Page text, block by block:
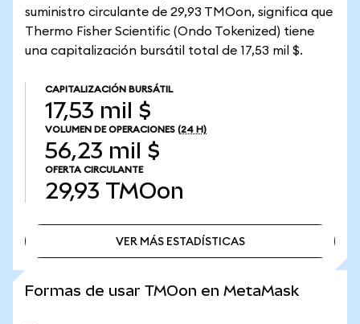
suministro circulante de 29,93 TMOon, significa que
Thermo Fisher Scientific (Ondo Tokenized) tiene
una capitalización bursátil total de 17,53 mil $.
CAPITALIZACIÓN BURSÁTIL
17,53 mil $
VOLUMEN DE OPERACIONES (24 H)
56,23 mil $
OFERTA CIRCULANTE
29,93 TMOon
VER MÁS ESTADÍSTICAS
Formas de usar TMOon en MetaMask